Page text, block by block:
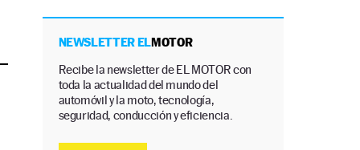
NEWSLETTER ELMOTOR
Recibe la newsletter de EL MOTOR con
toda la actualidad del mundo del
automóvil y la moto, tecnología,
seguridad, conducción y eficiencia.